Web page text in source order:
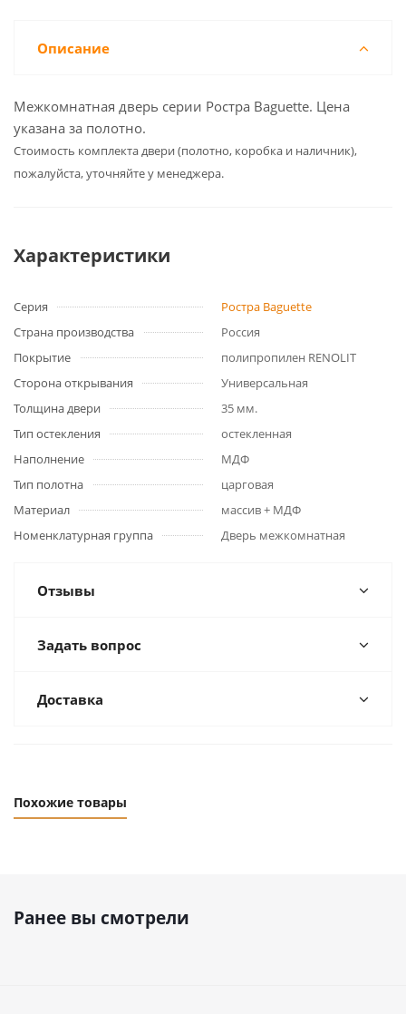
Описание
Межкомнатная дверь серии Ростра Baguette. Цена
указана за полотно.
Cтоимость комплекта двери (полотно, коробка и наличник),
пожалуйста, уточняйте у менеджера.
Характеристики
Серия
Ростра Baguette
Страна производства
Россия
Покрытие
полипропилен RENOLIT
Сторона открывания
Универсальная
Толщина двери
35 мм.
Тип остекления
остекленная
Наполнение
МДФ
Тип полотна
царговая
Материал
массив + МДФ
Номенклатурная группа
Дверь межкомнатная
Отзывы
Задать вопрос
Доставка
Похожие товары
Ранее вы смотрели